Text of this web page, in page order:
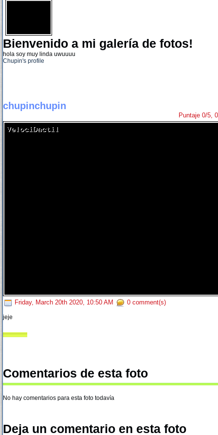
Bienvenido a mi galería de fotos!
hola soy muy linda uwuuuu
Chupin's profile
chupinchupin
Puntaje 0/5,
Friday, March 20th 2020, 10:50 AM 0 comment(s)
jeje
Comentarios de esta foto
No hay comentarios para esta foto todavía
Deja un comentario en esta foto